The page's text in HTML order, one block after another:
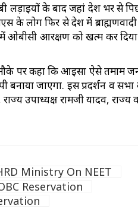
लड़ाइयों के बाद जहां देश भर से
लोग फिर से देश में ब्राह्मणवादी
ओबीसी आरक्षण को खत्म कर दिया
पर कहा कि आइसा ऐसे तमाम
जाएगा. इस प्रदर्शन व सभा
उपाध्यक्ष रामजी यादव, राज्य
Ministry On NEET
Reservation